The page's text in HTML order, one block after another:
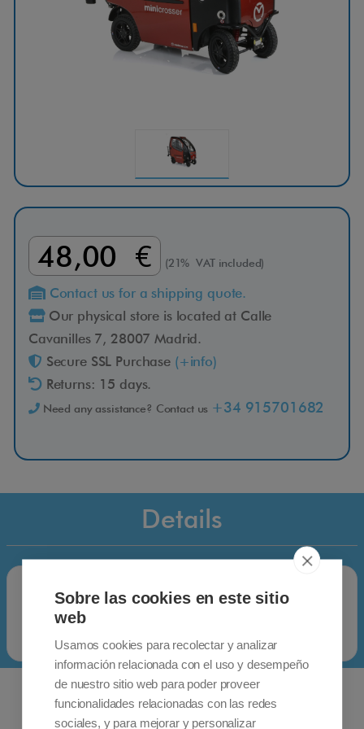
48,00 € (21% VAT included)
Contact us for a shipping quote.
Our physical store is located at Calle
Cavanilles 7, 28007 Madrid.
Secure SSL Purchase (+info)
Returns: 15 days.
Need any assistance? Contact us +34 915701682
Details
Sobre las cookies en este sitio
web
Usamos cookies para recolectar y analizar
información relacionada con el uso y desempeño
de nuestro sitio web para poder proveer
funcionalidades relacionadas con las redes
sociales, y para mejorar y personalizar